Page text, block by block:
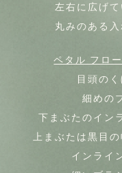
左右に広げて
丸みのある
ペタル フロ
目頭の
細めの
下まぶたのイン
上まぶたは黒目
インライ